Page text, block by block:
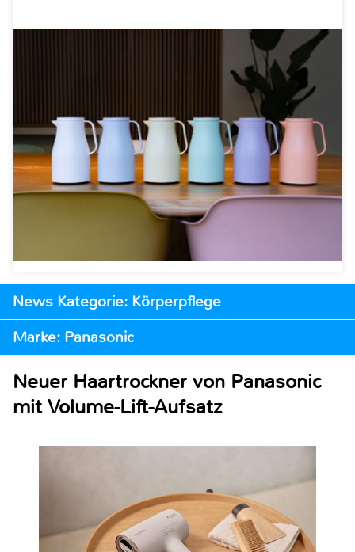
News Kategorie: Körperpflege
Marke: Panasonic
Neuer Haartrockner von Panasonic
mit Volume-Lift-Aufsatz